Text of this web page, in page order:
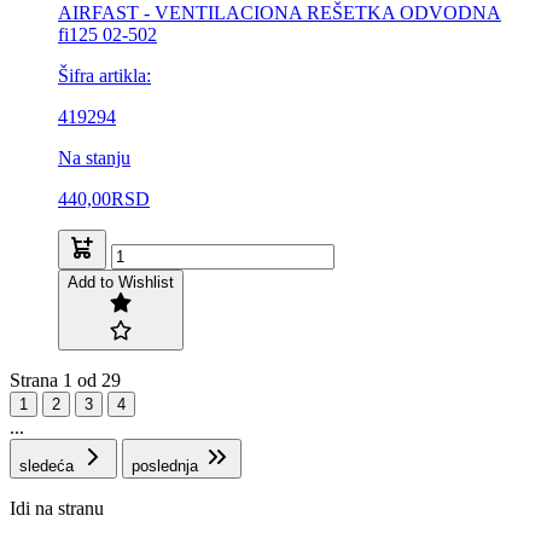
AIRFAST - VENTILACIONA REŠETKA ODVODNA
fi125 02-502
Šifra artikla:
419294
Na stanju
440,00RSD
Add to Wishlist
Strana 1 od 29
1 2 3 4
...
sledeća poslednja
Idi na stranu